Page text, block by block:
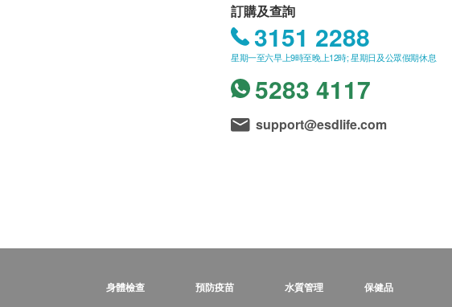
訂購及查詢
3151 2288
星期一至六早上9時至晚上12時; 星期日及公眾假期休息
5283 4117
support@esdlife.com
身體檢查 預防疫苗 水質管理 保健品